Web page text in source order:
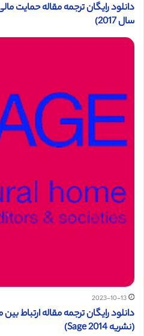
سال 2017)
2023-10-13
دانلود رایگان ترجمه مقاله ارتباط
(نشریه Sage 2014)